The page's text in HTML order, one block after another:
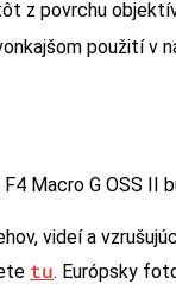
z povrchu
použití v
Macro G OSS II
videí a
tu. Európsky